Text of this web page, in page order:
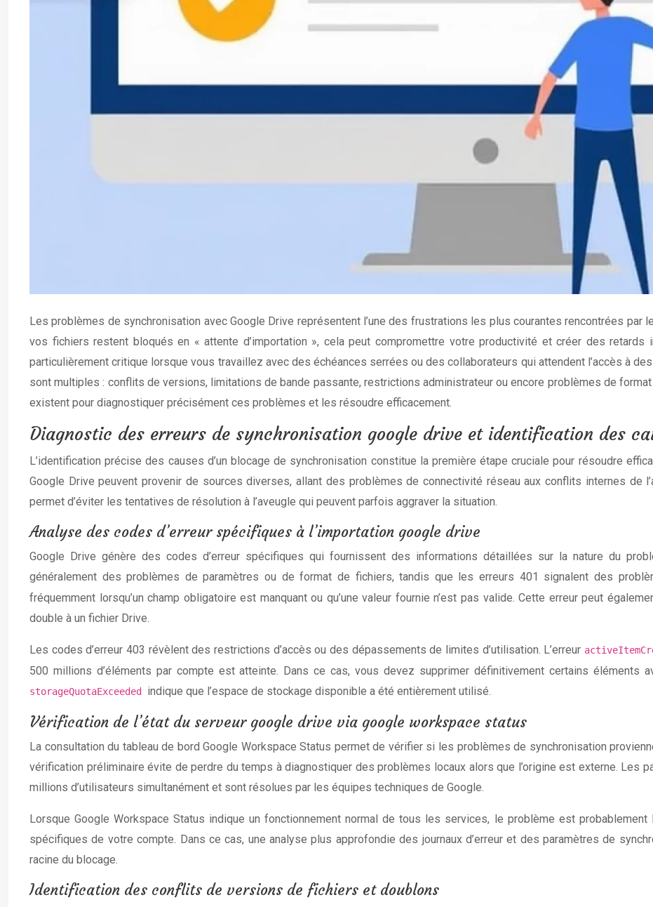
Les problèmes de synchronisation avec Google Drive représentent l’une des frustrations les plus courantes rencontrées
vos fichiers restent bloqués en « attente d’importation », cela peut compromettre votre productivité et créer des
particulièrement critique lorsque vous travaillez avec des échéances serrées ou des collaborateurs qui attendent l’accès à
sont multiples : conflits de versions, limitations de bande passante, restrictions administrateur ou encore problèmes de
existent pour diagnostiquer précisément ces problèmes et les résoudre efficacement.
Diagnostic des erreurs de synchronisation google drive et identification des
L’identification précise des causes d’un blocage de synchronisation constitue la première étape cruciale pour résoudre
Google Drive peuvent provenir de sources diverses, allant des problèmes de connectivité réseau aux conflits internes de
permet d’éviter les tentatives de résolution à l’aveugle qui peuvent parfois aggraver la situation.
Analyse des codes d’erreur spécifiques à l’importation google drive
Google Drive génère des codes d’erreur spécifiques qui fournissent des informations détaillées sur la nature du
généralement des problèmes de paramètres ou de format de fichiers, tandis que les erreurs 401 signalent des
fréquemment lorsqu’un champ obligatoire est manquant ou qu’une valeur fournie n’est pas valide. Cette erreur peut
double à un fichier Drive.
Les codes d’erreur 403 révèlent des restrictions d’accès ou des dépassements de limites d’utilisation. L’erreur
500 millions d’éléments par compte est atteinte. Dans ce cas, vous devez supprimer définitivement certains éléments
storageQuotaExceeded indique que l’espace de stockage disponible a été entièrement utilisé.
Vérification de l’état du serveur google drive via google workspace status
La consultation du tableau de bord Google Workspace Status permet de vérifier si les problèmes de synchronisation
vérification préliminaire évite de perdre du temps à diagnostiquer des problèmes locaux alors que l’origine est externe. Les
millions d’utilisateurs simultanément et sont résolues par les équipes techniques de Google.
Lorsque Google Workspace Status indique un fonctionnement normal de tous les services, le problème est
spécifiques de votre compte. Dans ce cas, une analyse plus approfondie des journaux d’erreur et des paramètres de
racine du blocage.
Identification des conflits de versions de fichiers et doublons